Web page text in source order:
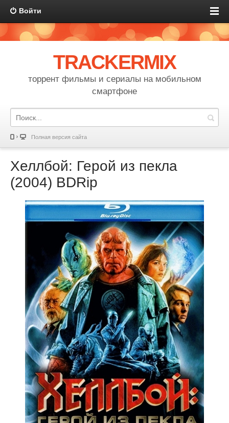
Войти
TRACKERMIX
торрент фильмы и сериалы на мобильном
смартфоне
Полная версия сайта
Хеллбой: Герой из пекла
(2004) BDRip